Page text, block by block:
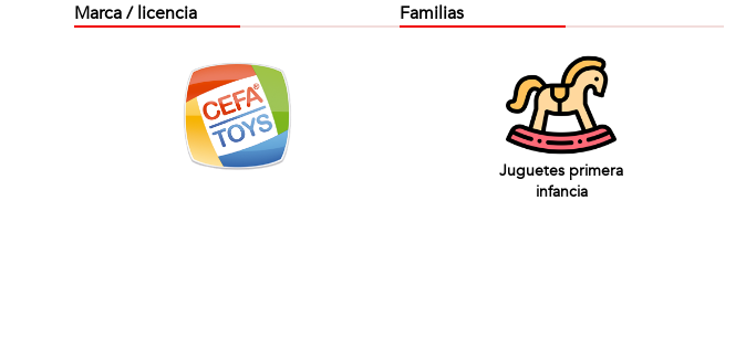
Marca / licencia Familias
Juguetes primera
infancia